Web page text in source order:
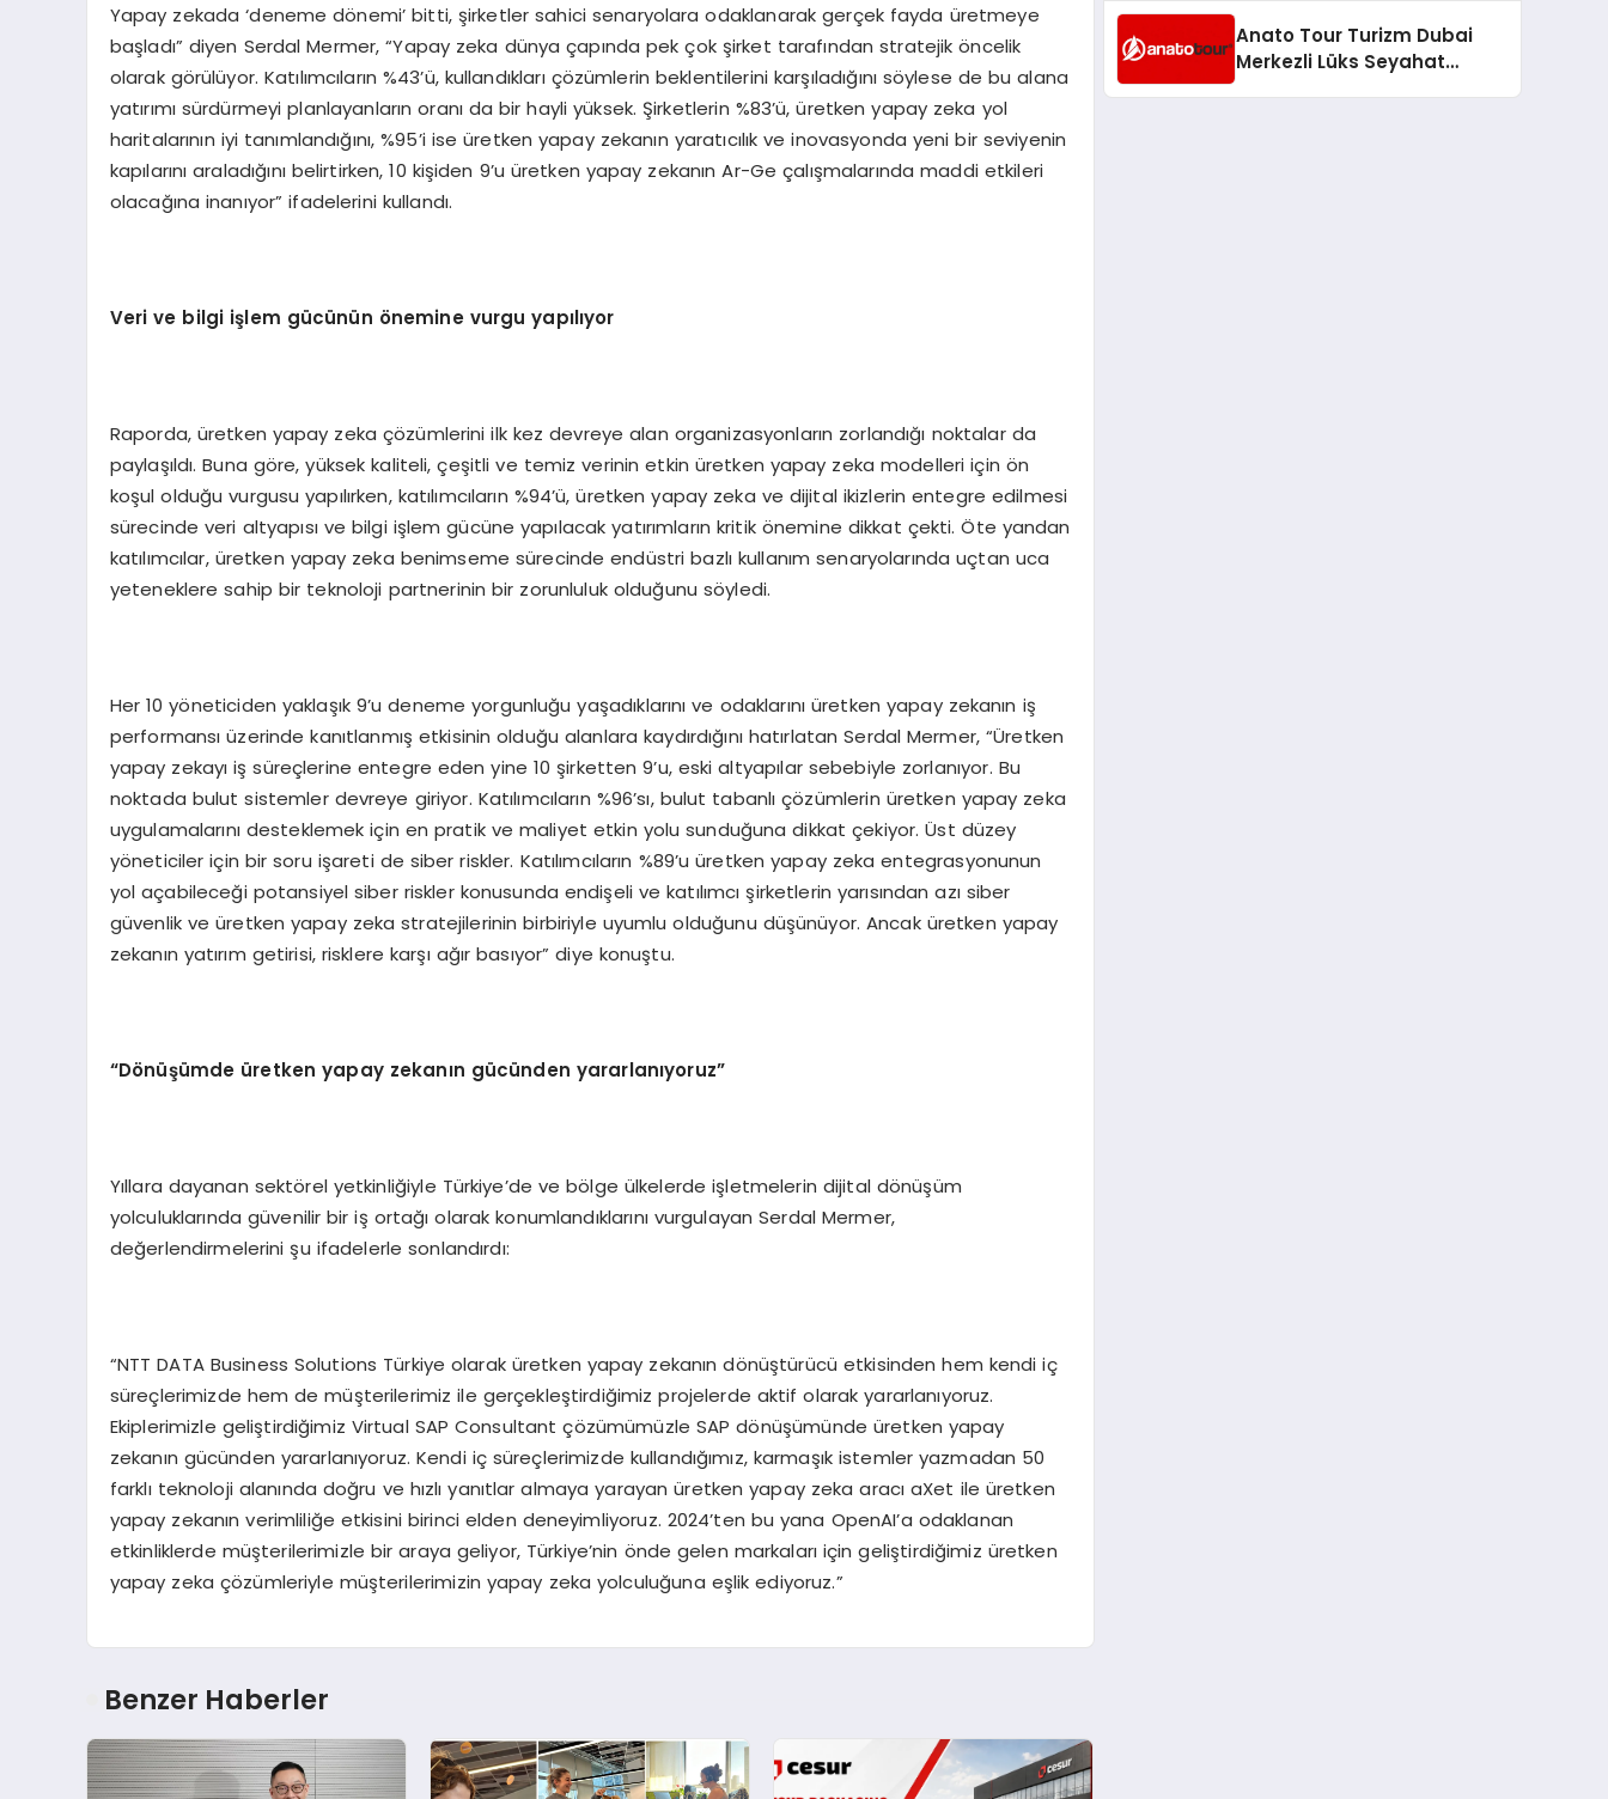
Yapay zekada ‘deneme dönemi’ bitti, şirketler sahici senaryolara odaklanarak gerçek fayda üretmeye
başladı” diyen Serdal Mermer, “Yapay zeka dünya çapında pek çok şirket tarafından stratejik öncelik
olarak görülüyor. Katılımcıların %43’ü, kullandıkları çözümlerin beklentilerini karşıladığını söylese de bu alana
yatırımı sürdürmeyi planlayanların oranı da bir hayli yüksek. Şirketlerin %83’ü, üretken yapay zeka yol
haritalarının iyi tanımlandığını, %95’i ise üretken yapay zekanın yaratıcılık ve inovasyonda yeni bir seviyenin
kapılarını araladığını belirtirken, 10 kişiden 9’u üretken yapay zekanın Ar-Ge çalışmalarında maddi etkileri
olacağına inanıyor” ifadelerini kullandı.
Veri ve bilgi işlem gücünün önemine vurgu yapılıyor
Raporda, üretken yapay zeka çözümlerini ilk kez devreye alan organizasyonların zorlandığı noktalar da
paylaşıldı. Buna göre, yüksek kaliteli, çeşitli ve temiz verinin etkin üretken yapay zeka modelleri için ön
koşul olduğu vurgusu yapılırken, katılımcıların %94’ü, üretken yapay zeka ve dijital ikizlerin entegre edilmesi
sürecinde veri altyapısı ve bilgi işlem gücüne yapılacak yatırımların kritik önemine dikkat çekti. Öte yandan
katılımcılar, üretken yapay zeka benimseme sürecinde endüstri bazlı kullanım senaryolarında uçtan uca
yeteneklere sahip bir teknoloji partnerinin bir zorunluluk olduğunu söyledi.
Her 10 yöneticiden yaklaşık 9’u deneme yorgunluğu yaşadıklarını ve odaklarını üretken yapay zekanın iş
performansı üzerinde kanıtlanmış etkisinin olduğu alanlara kaydırdığını hatırlatan Serdal Mermer, “Üretken
yapay zekayı iş süreçlerine entegre eden yine 10 şirketten 9’u, eski altyapılar sebebiyle zorlanıyor. Bu
noktada bulut sistemler devreye giriyor. Katılımcıların %96’sı, bulut tabanlı çözümlerin üretken yapay zeka
uygulamalarını desteklemek için en pratik ve maliyet etkin yolu sunduğuna dikkat çekiyor. Üst düzey
yöneticiler için bir soru işareti de siber riskler. Katılımcıların %89’u üretken yapay zeka entegrasyonunun
yol açabileceği potansiyel siber riskler konusunda endişeli ve katılımcı şirketlerin yarısından azı siber
güvenlik ve üretken yapay zeka stratejilerinin birbiriyle uyumlu olduğunu düşünüyor. Ancak üretken yapay
zekanın yatırım getirisi, risklere karşı ağır basıyor” diye konuştu.
“Dönüşümde üretken yapay zekanın gücünden yararlanıyoruz”
Yıllara dayanan sektörel yetkinliğiyle Türkiye’de ve bölge ülkelerde işletmelerin dijital dönüşüm
yolculuklarında güvenilir bir iş ortağı olarak konumlandıklarını vurgulayan Serdal Mermer,
değerlendirmelerini şu ifadelerle sonlandırdı:
“NTT DATA Business Solutions Türkiye olarak üretken yapay zekanın dönüştürücü etkisinden hem kendi iç
süreçlerimizde hem de müşterilerimiz ile gerçekleştirdiğimiz projelerde aktif olarak yararlanıyoruz.
Ekiplerimizle geliştirdiğimiz Virtual SAP Consultant çözümümüzle SAP dönüşümünde üretken yapay
zekanın gücünden yararlanıyoruz. Kendi iç süreçlerimizde kullandığımız, karmaşık istemler yazmadan 50
farklı teknoloji alanında doğru ve hızlı yanıtlar almaya yarayan üretken yapay zeka aracı aXet ile üretken
yapay zekanın verimliliğe etkisini birinci elden deneyimliyoruz. 2024’ten bu yana OpenAI’a odaklanan
etkinliklerde müşterilerimizle bir araya geliyor, Türkiye’nin önde gelen markaları için geliştirdiğimiz üretken
yapay zeka çözümleriyle müşterilerimizin yapay zeka yolculuğuna eşlik ediyoruz.”
Benzer Haberler
Anato Tour Turizm Dubai
Merkezli Lüks Seyahat